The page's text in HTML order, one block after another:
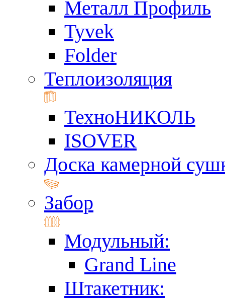
Металл Профиль
Tyvek
Folder
Теплоизоляция
ТехноНИКОЛЬ
ISOVER
Доска камерной
Забор
Модульный:
Grand Line
Штакетник: